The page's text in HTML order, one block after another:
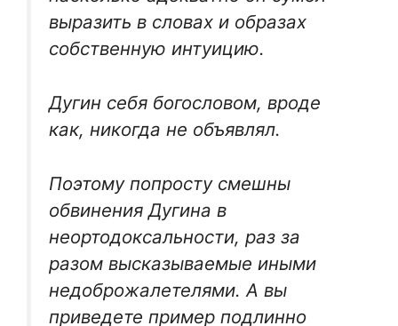
выразить в словах и образах
собственную интуицию.
Дугин себя богословом, вроде
как, никогда не объявлял.
Поэтому попросту смешны
обвинения Дугина в
неортодоксальности, раз за
разом высказываемые иными
недоброжалетелями. А вы
приведете пример подлинно